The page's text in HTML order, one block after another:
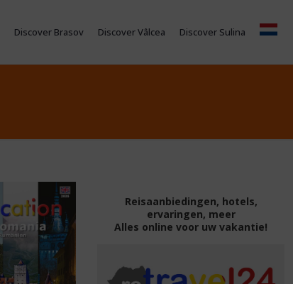
Discover Brasov Discover Vâlcea Discover Sulina
Reisaanbiedingen, hotels,
ervaringen, meer
Alles online voor uw vakantie!